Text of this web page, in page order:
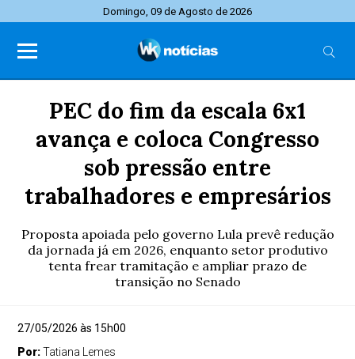
Domingo, 09 de Agosto de 2026
PEC do fim da escala 6x1
avança e coloca Congresso
sob pressão entre
trabalhadores e empresários
Proposta apoiada pelo governo Lula prevê redução
da jornada já em 2026, enquanto setor produtivo
tenta frear tramitação e ampliar prazo de
transição no Senado
27/05/2026 às 15h00
Por:Tatiana Lemes